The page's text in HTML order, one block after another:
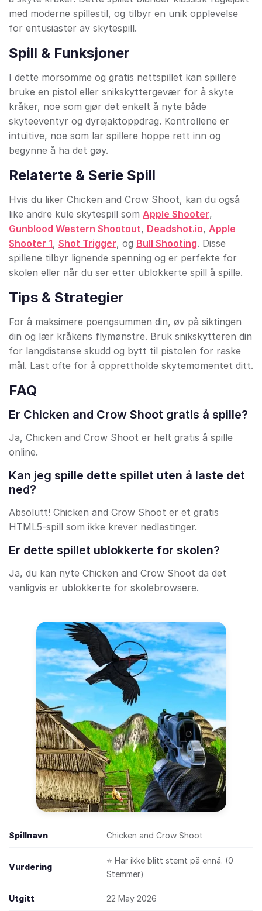
med moderne spillestil, og tilbyr en unik opplevelse
for entusiaster av skytespill.
Spill & Funksjoner
I dette morsomme og gratis nettspillet kan spillere
bruke en pistol eller snikskyttergevær for å skyte
kråker, noe som gjør det enkelt å nyte både
skyteeventyr og dyrejaktoppdrag. Kontrollene er
intuitive, noe som lar spillere hoppe rett inn og
begynne å ha det gøy.
Relaterte & Serie Spill
Hvis du liker Chicken and Crow Shoot, kan du også
like andre kule skytespill som Apple Shooter,
Gunblood Western Shootout, Deadshot.io, Apple
Shooter 1, Shot Trigger, og Bull Shooting. Disse
spillene tilbyr lignende spenning og er perfekte for
skolen eller når du ser etter ublokkerte spill å spille.
Tips & Strategier
For å maksimere poengsummen din, øv på siktingen
din og lær kråkens flymønstre. Bruk snikskytteren din
for langdistanse skudd og bytt til pistolen for raske
mål. Last ofte for å opprettholde skytemomentet ditt.
FAQ
Er Chicken and Crow Shoot gratis å spille?
Ja, Chicken and Crow Shoot er helt gratis å spille
online.
Kan jeg spille dette spillet uten å laste det
ned?
Absolutt! Chicken and Crow Shoot er et gratis
HTML5-spill som ikke krever nedlastinger.
Er dette spillet ublokkerte for skolen?
Ja, du kan nyte Chicken and Crow Shoot da det
vanligvis er ublokkerte for skolebrowsere.
Spillnavn Chicken and Crow Shoot
Vurdering
⭐ Har ikke blitt stemt på ennå. (0
Stemmer)
Utgitt 22 May 2026